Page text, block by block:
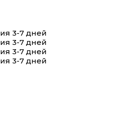
3-7 дней
3-7 дней
3-7 дней
3-7 дней